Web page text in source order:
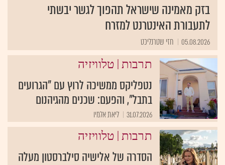
בזק מאמינה שישראל תהפוך לגשר יבשתי
לתעבורת האינטרנט למזרח
05.08.2026 חזי שטרנליכט
תרבות | טלוויזיה
נטפליקס ממשיכה לרוץ עם "הגרועים
בתבל", והפעם: שכנים מהגיהנום
31.07.2026 ליאת אלמיו
תרבות | טלוויזיה
הסדרה של אלישיה סילברסטון מעלה